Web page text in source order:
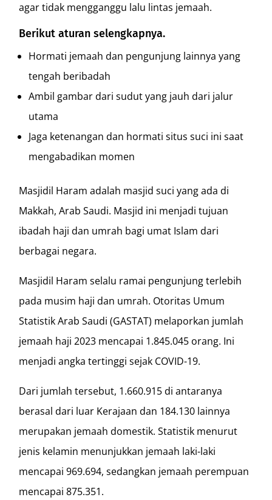
agar tidak mengganggu lalu lintas jemaah.
Berikut aturan selengkapnya.
Hormati jemaah dan pengunjung lainnya yang
tengah beribadah
Ambil gambar dari sudut yang jauh dari jalur
utama
Jaga ketenangan dan hormati situs suci ini saat
mengabadikan momen
Masjidil Haram adalah masjid suci yang ada di
Makkah, Arab Saudi. Masjid ini menjadi tujuan
ibadah haji dan umrah bagi umat Islam dari
berbagai negara.
Masjidil Haram selalu ramai pengunjung terlebih
pada musim haji dan umrah. Otoritas Umum
Statistik Arab Saudi (GASTAT) melaporkan jumlah
jemaah haji 2023 mencapai 1.845.045 orang. Ini
menjadi angka tertinggi sejak COVID-19.
Dari jumlah tersebut, 1.660.915 di antaranya
berasal dari luar Kerajaan dan 184.130 lainnya
merupakan jemaah domestik. Statistik menurut
jenis kelamin menunjukkan jemaah laki-laki
mencapai 969.694, sedangkan jemaah perempuan
mencapai 875.351.